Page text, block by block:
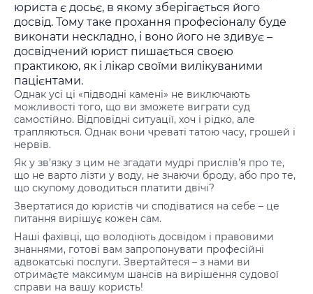
юриста є досьє, в якому зберігається його
досвід. Тому таке прохання професіоналу буде
виконати нескладно, і воно його не здивує –
досвідчений юрист пишається своєю
практикою, як і лікар своїми вилікуваними
пацієнтами.
Однак усі ці «підводні камені» не виключають
можливості того, що ви зможете виграти суд
самостійно. Відповідні ситуації, хоч і рідко, але
трапляються. Однак вони чреваті татою часу, грошей і
нервів.
Як у зв’язку з цим не згадати мудрі прислів’я про те,
що не варто лізти у воду, не знаючи броду, або про те,
що скупому доводиться платити двічі?
Звертатися до юристів чи сподіватися на себе – це
питання вирішує кожен сам.
Наші фахівці, що володіють досвідом і правовими
знаннями, готові вам запропонувати професійні
адвокатські послуги. Звертайтеся – з нами ви
отримаєте максимум шансів на вирішення судової
справи на вашу користь!